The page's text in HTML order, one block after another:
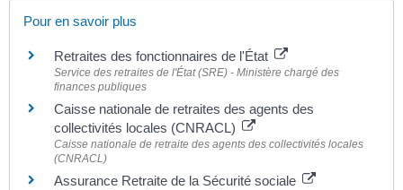
Pour en savoir plus
Retraites des fonctionnaires de l'État
Service des retraites de l'État (SRE) - Ministère chargé des
finances publiques
Caisse nationale de retraites des agents des
collectivités locales (CNRACL)
Caisse nationale de retraite des agents des collectivités locales
(CNRACL)
Assurance Retraite de la Sécurité sociale